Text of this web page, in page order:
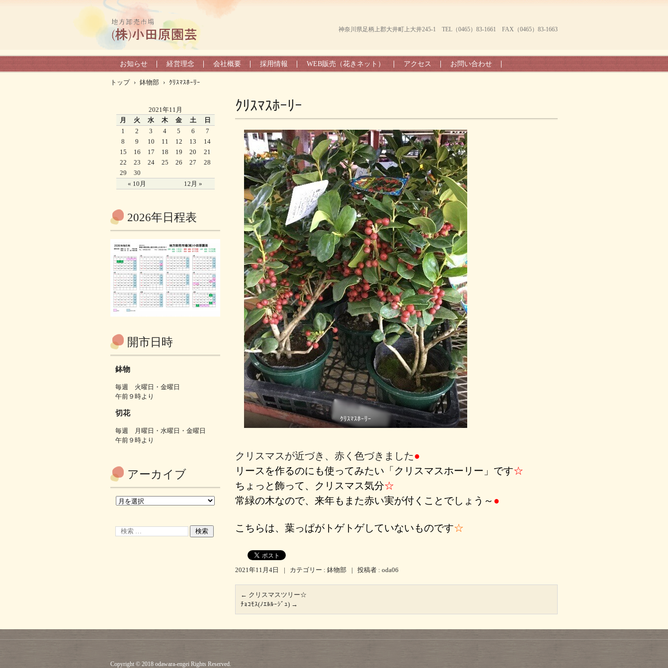
神奈川県足柄上郡大井町上大井245-1 TEL（0465）83-1661 FAX（0465）83-1663
お知らせ 経営理念 会社概要 採用情報 WEB販売（花きネット） アクセス お問い合わせ
トップ › 鉢物部 › ｸﾘｽﾏｽﾎｰﾘｰ
ｸﾘｽﾏｽﾎｰﾘｰ
ｸﾘｽﾏｽﾎｰﾘｰ
クリスマスが近づき、赤く色づきました●
リースを作るのにも使ってみたい「クリスマスホーリー」です☆
ちょっと飾って、クリスマス気分☆
常緑の木なので、来年もまた赤い実が付くことでしょう～ ●
こちらは、葉っぱがトゲトゲしていないものです☆
2021年11月4日 | カテゴリー : 鉢物部 | 投稿者 : oda06
← クリスマスツリー☆
ﾁｮｺﾓｽ(ﾉｴﾙﾙｰｼﾞｭ) →
2021年11月
月
火 水 木 金 土 日
« 10月 12月 »
1 2 3 4 5 6
7
8
9 10 11 12 13
14
15
16 17 18 19 20
21
22
23 24 25 26 27
28
29
30
2026年日程表
開市日時
鉢物
毎週 火曜日・金曜日
午前９時より
切花
毎週 月曜日・水曜日・金曜日
午前９時より
アーカイブ
Copyright © 2018 odawara-engei Rights Reserved.